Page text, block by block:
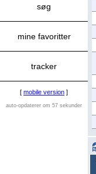
søg
mine favoritter
tracker
[ mobile version ]
auto-opdaterer om 57 sekunder